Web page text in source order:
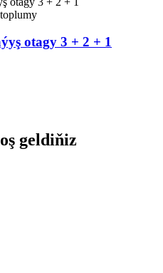
otagy 3 + 2 + 1
geldiňiz